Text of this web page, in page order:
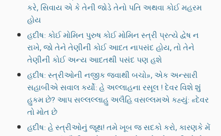
કરે, સિવાય એ કે તેની જોડે તેનો પતિ અથવા કોઈ મહરમ
હોય
હદીષ: કોઈ મોમિન પુરુષ કોઈ મોમિન સ્ત્રી પ્રત્યે દ્વેષ ન
રાખે, જો તેને તેણીની કોઈ આદત નાપસંદ હોય, તો તેને
તેણીની કોઈ અન્ય આદતથી પસંદ પણ હશે
હદીષ: સ્ત્રીઓની નજીક જવાથી બચો», એક અન્સારી
સહાબીએ સવાલ કર્યો: હે અલ્લાહના રસૂલ ! દેવર વિશે શું
હુકમ છે? આપ સલ્લલ્લાહુ અલૈહિ વસલ્લમએ કહ્યું: «દેવર
તો મોત છે
હદીષ: હે સ્ત્રીઓનું જૂથ! તમે ખૂબ જ સદકો કરો, કારણકે મેં